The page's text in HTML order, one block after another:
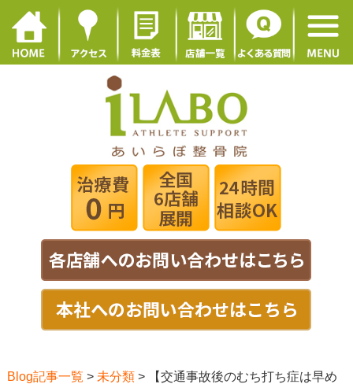
Blog記事一覧 > 未分類> 【交通事故後のむち打ち症は早め